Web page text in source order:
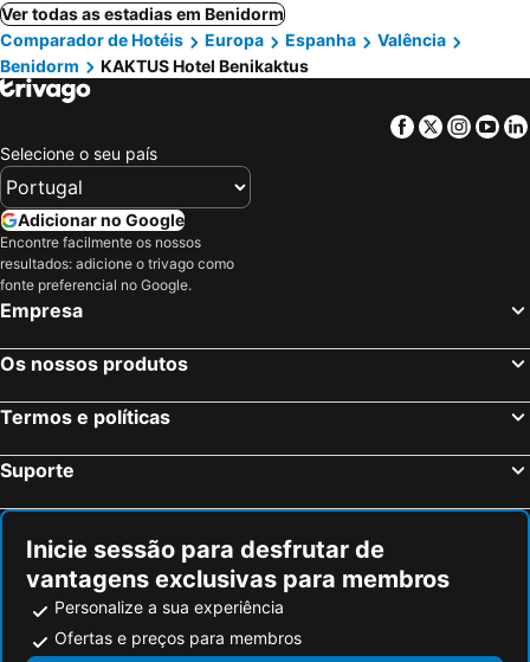
Ver todas as estadias em Benidorm
Comparador de Hotéis
Europa Espanha
Valência
Benidorm
KAKTUS Hotel Benikaktus
Facebook
Twitter
Selecione o seu país
Adicionar no Google
Encontre facilmente os nossos
resultados: adicione o trivago como
fonte preferencial no Google.
Empresa
Os nossos produtos
Termos e políticas
Suporte
Inicie sessão para desfrutar de
vantagens exclusivas para membros
Personalize a sua experiência
Ofertas e preços para membros